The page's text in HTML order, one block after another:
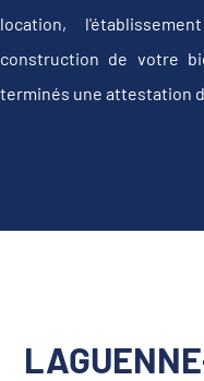
location,
construction de votre
terminés une attestation